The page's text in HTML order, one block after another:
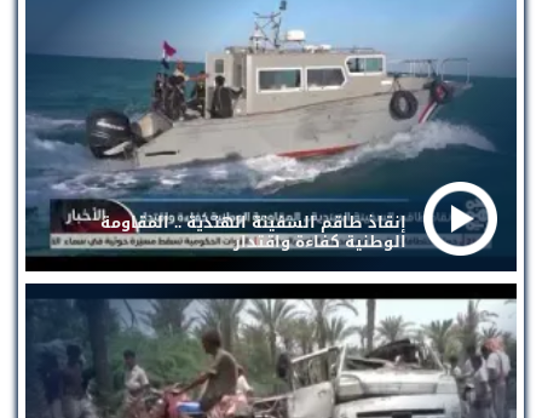
إنقاذ طاقم السفينة الهندية .. المقاومة
الوطنية كفاءة واقتدار